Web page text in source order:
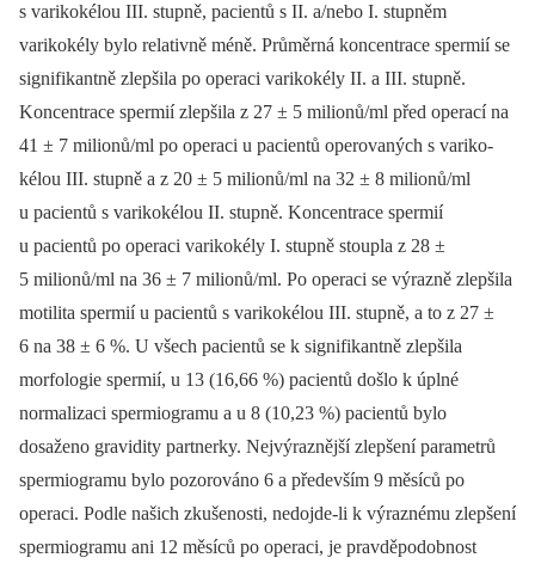
s varikokélou III. stupně, pacientů s II. a/nebo I. stupněm
varikokély bylo relativně méně. Průměrná koncentrace spermií se
signifikantně zlepšila po ope­raci varikokély II. a III. stupně.
Koncen­tra­ce spermií zlepšila z 27 ± 5 milionů/ml před operací na
41 ± 7 milionů/ml po operaci u pacientů operovaných s variko­
kélou III. stupně a z 20 ± 5 milionů/ml na 32 ± 8 milionů/ml
u pacientů s variko­kélou II. stupně. Koncentrace spermií
u pacientů po operaci varikokély I. stupně stoupla z 28 ±
5 milionů/ml na 36 ± 7 mi­lio­nů/ml. Po operaci se výrazně zlepšila
motilita spermií u pacientů s varikokélou III. stupně, a to z 27 ±
6 na 38 ± 6 %. U všech pacientů se k signifikantně zlepšila
morfologie spermií, u 13 (16,66 %) pacientů došlo k úplné
normalizaci sper­mio­gramu a u 8 (10,23 %) pacientů bylo
dosaženo gravidity partnerky. Nejvýraz­nější zlepšení parametrů
spermiogramu bylo pozorováno 6 a především 9 měsíců po
operaci. Podle našich zkušenosti, nedojde-li k výraznému zlepšení
spermiogramu ani 12 měsíců po operaci, je pravděpodobnost